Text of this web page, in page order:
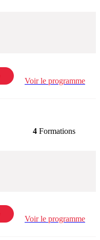
Voir le programme
4 Formations
Voir le programme